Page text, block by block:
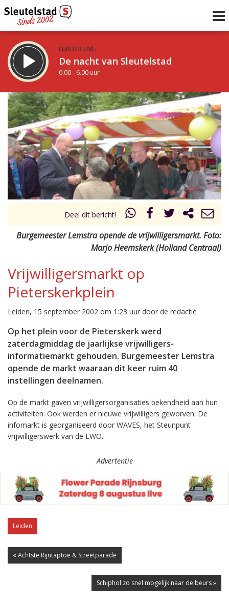
LUISTER LIVE:
De nacht van Sleutelstad
0.00 - 6.00 uur
STRAKS:
De ochtend van Sleutelstad
6.00 - 12.00 uur
Vorig uur
uur 1 van 0 Volgend uur
Inklappen
Deel dit bericht!
Burgemeester Lemstra opende de vrijwilligersmarkt. Foto:
Marjo Heemskerk (Holland Centraal)
Vrijwilligersmarkt op
Pieterskerkplein
Leiden, 15 september 2002 om 1:23 uur door de redactie
Op het plein voor de Pieterskerk werd
zaterdagmiddag de jaarlijkse vrijwilligers-
informatiemarkt gehouden. Burgemeester Lemstra
opende de markt waaraan dit keer ruim 40
instellingen deelnamen.
Op de markt gaven vrijwilligersorganisaties bekendheid aan hun
activiteiten. Ook werden er nieuwe vrijwilligers geworven. De
infomarkt is georganiseerd door WAVES, het Steunpunt
vrijwilligerswerk van de LWO.
Advertentie
Leiden
« Achtste Rijntaptoe & Streetparade
Schiphol zo snel mogelijk naar de beurs »